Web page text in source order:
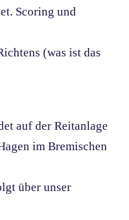
Scoring und
(was ist das
auf der Reitanlage
im Bremischen
über unser